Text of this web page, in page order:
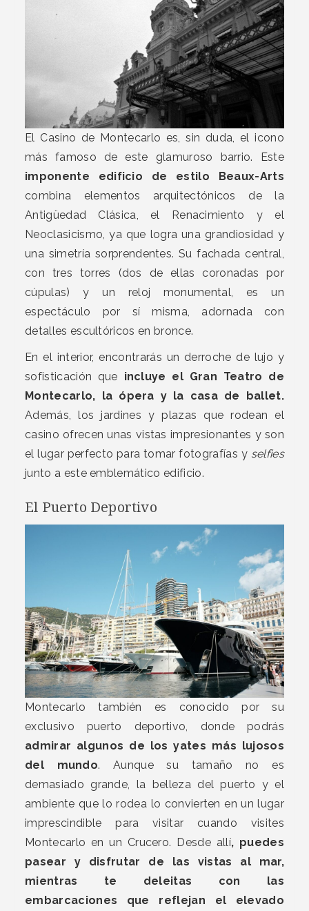
El Casino de Montecarlo es, sin duda, el icono
más famoso de este glamuroso barrio. Este
imponente edificio de estilo Beaux-Arts
combina elementos arquitectónicos de la
Antigüedad Clásica, el Renacimiento y el
Neoclasicismo, ya que logra una grandiosidad y
una simetría sorprendentes. Su fachada central,
con tres torres (dos de ellas coronadas por
cúpulas) y un reloj monumental, es un
espectáculo por sí misma, adornada con
detalles escultóricos en bronce.
En el interior, encontrarás un derroche de lujo y
sofisticación que incluye el Gran Teatro de
Montecarlo, la ópera y la casa de ballet.
Además, los jardines y plazas que rodean el
casino ofrecen unas vistas impresionantes y son
el lugar perfecto para tomar fotografías y selfies
junto a este emblemático edificio.
El Puerto Deportivo
Montecarlo también es conocido por su
exclusivo puerto deportivo, donde podrás
admirar algunos de los yates más lujosos
del mundo. Aunque su tamaño no es
demasiado grande, la belleza del puerto y el
ambiente que lo rodea lo convierten en un lugar
imprescindible para visitar cuando visites
Montecarlo en un Crucero. Desde allí, puedes
pasear y disfrutar de las vistas al mar,
mientras te deleitas con las
embarcaciones que reflejan el elevado